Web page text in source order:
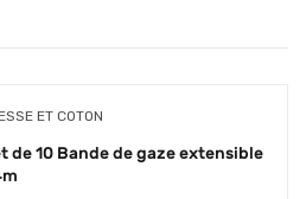
ET COTON
de 10 Bande de gaze extensible